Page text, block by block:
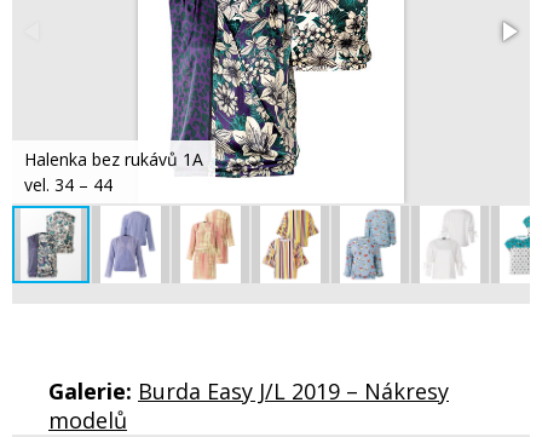
Halenka bez rukávů 1A
vel. 34 – 44
Galerie: Burda Easy J/L 2019 – Nákresy
modelů